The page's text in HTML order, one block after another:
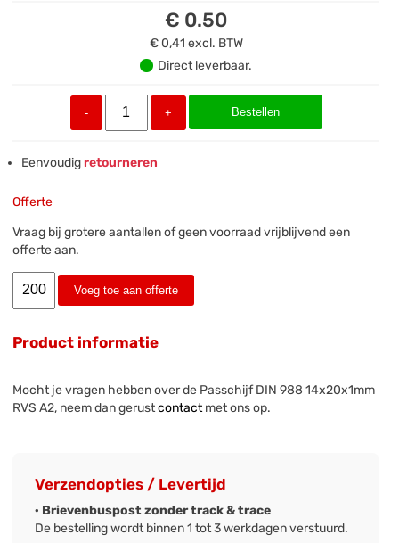
€ 0.50
€ 0,41 excl. BTW
Direct leverbaar.
- + Bestellen
Eenvoudigretourneren
Offerte
Vraag bij grotere aantallen of geen voorraad vrijblijvend een
offerte aan.
Voeg toe aan offerte
Product informatie
Mocht je vragen hebben over de Passchijf DIN 988 14x20x1mm
RVS A2, neem dan gerustcontactmet ons op.
Verzendopties / Levertijd
· Brievenbuspost zonder track & trace
De bestelling wordt binnen 1 tot 3 werkdagen verstuurd.